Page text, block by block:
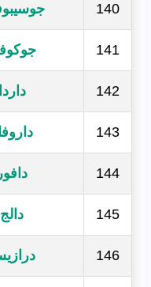
140
141
142 داردا
143
144 دافور
145 دالج
146